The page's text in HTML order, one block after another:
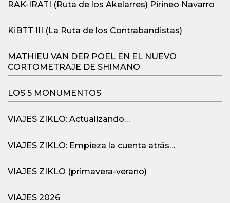
RAK-IRATI (Ruta de los Akelarres) Pirineo Navarro
KiBTT III (La Ruta de los Contrabandistas)
MATHIEU VAN DER POEL EN EL NUEVO
CORTOMETRAJE DE SHIMANO
LOS 5 MONUMENTOS
VIAJES ZIKLO: Actualizando…
VIAJES ZIKLO: Empieza la cuenta atrás…
VIAJES ZIKLO (primavera-verano)
VIAJES 2026